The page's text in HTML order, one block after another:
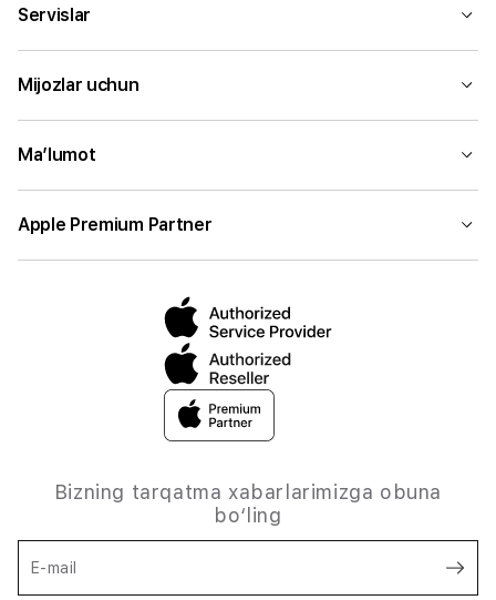
Servislar
Mijozlar uchun
Ma’lumot
Apple Premium Partner
Bizning tarqatma xabarlarimizga obuna
bo‘ling
E-mail